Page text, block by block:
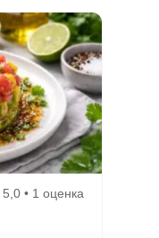
5,0 • 1 оценка